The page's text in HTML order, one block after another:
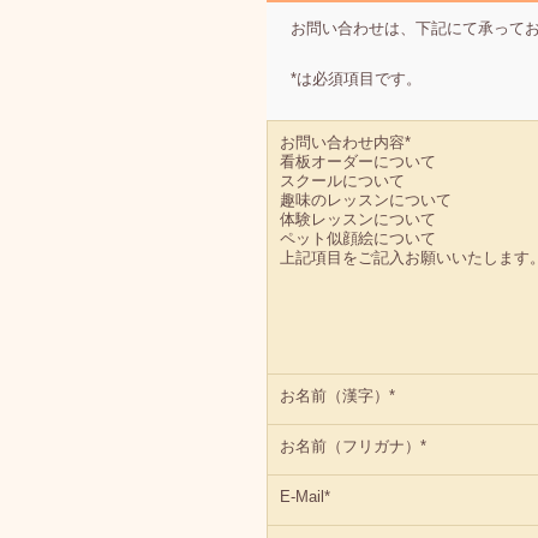
お問い合わせは、下記にて承ってお
*は必須項目です。
お問い合わせ内容*
看板オーダーについて
スクールについて
趣味のレッスンについて
体験レッスンについて
ペット似顔絵について
上記項目をご記入お願いいたします。
お名前（漢字）*
お名前（フリガナ）*
E-Mail*